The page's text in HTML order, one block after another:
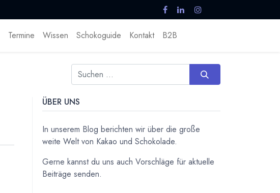
Termine Wissen Schokoguide Kontakt B2B
ÜBER UNS
In unserem Blog berichten wir über die große
weite Welt von Kakao und Schokolade.
Gerne kannst du uns auch Vorschläge für aktuelle
Beiträge senden.